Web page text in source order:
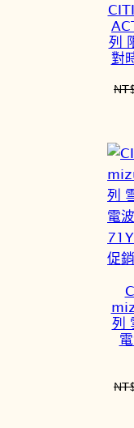
列
對
促銷
列